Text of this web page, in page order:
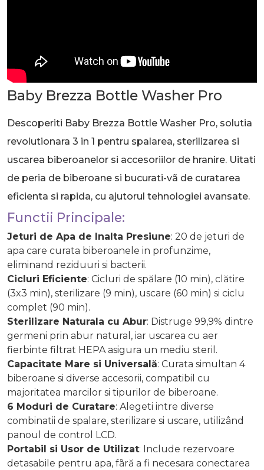
Baby Brezza Bottle Washer Pro
Descoperiti Baby Brezza Bottle Washer Pro, solutia
revolutionara 3 in 1 pentru spalarea, sterilizarea si
uscarea biberoanelor si accesoriilor de hranire. Uitati
de peria de biberoane si bucurati-vã de curatarea
eficienta si rapida, cu ajutorul tehnologiei avansate.
Functii Principale:
Jeturi de Apa de Inalta Presiune: 20 de jeturi de
apa care curata biberoanele in profunzime,
eliminand reziduuri si bacterii.
Cicluri Eficiente: Cicluri de spălare (10 min), clătire
(3x3 min), sterilizare (9 min), uscare (60 min) si ciclu
complet (90 min).
Sterilizare Naturala cu Abur: Distruge 99,9% dintre
germeni prin abur natural, iar uscarea cu aer
fierbinte filtrat HEPA asigura un mediu steril.
Capacitate Mare si Universală: Curata simultan 4
biberoane si diverse accesorii, compatibil cu
majoritatea marcilor si tipurilor de biberoane.
6 Moduri de Curatare: Alegeti intre diverse
combinatii de spalare, sterilizare si uscare, utilizând
panoul de control LCD.
Portabil si Usor de Utilizat: Include rezervoare
detasabile pentru apa, fãră a fi necesara conectarea